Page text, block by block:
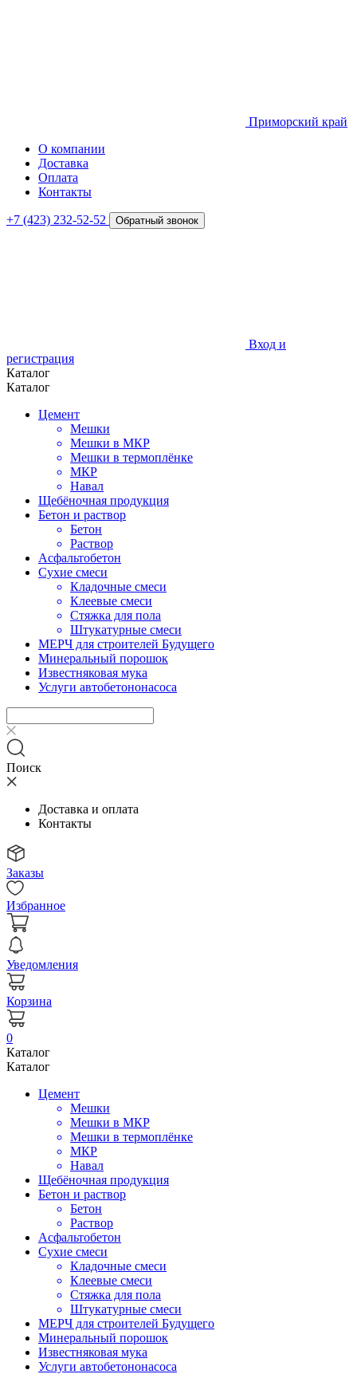
Приморский край
О компании
Доставка
Оплата
Контакты
+7 (423) 232-52-52 Обратный звонок
Вход и
регистрация
Каталог
Каталог
Цемент
Мешки
Мешки в МКР
Мешки в термоплёнке
МКР
Навал
Щебёночная продукция
Бетон и раствор
Бетон
Раствор
Асфальтобетон
Сухие смеси
Кладочные смеси
Клеевые смеси
Стяжка для пола
Штукатурные смеси
МЕРЧ для строителей Будущего
Минеральный порошок
Известняковая мука
Услуги автобетононасоса
Поиск
Доставка и оплата
Контакты
Заказы
Избранное
Уведомления
Корзина
0
Каталог
Каталог
Цемент
Мешки
Мешки в МКР
Мешки в термоплёнке
МКР
Навал
Щебёночная продукция
Бетон и раствор
Бетон
Раствор
Асфальтобетон
Сухие смеси
Кладочные смеси
Клеевые смеси
Стяжка для пола
Штукатурные смеси
МЕРЧ для строителей Будущего
Минеральный порошок
Известняковая мука
Услуги автобетононасоса